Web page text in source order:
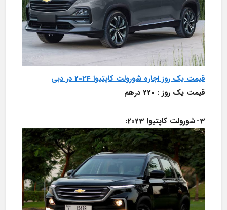
قیمت یک روز اجاره شورولت کاپتیوا 2024 در دبی
قیمت یک روز : 220 درهم
3-	شورولت کاپتیوا 2023: